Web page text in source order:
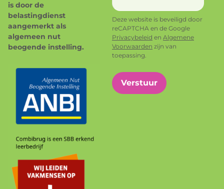
is door de
belastingdienst
aangemerkt als
algemeen nut
beogende instelling.
Deze website is beveiligd door
reCAPTCHA en de Google
Privacybeleid en Algemene
Voorwaarden zijn van
toepassing.
Verstuur